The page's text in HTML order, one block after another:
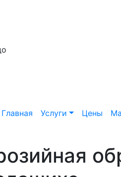
Главная Услуги Цены